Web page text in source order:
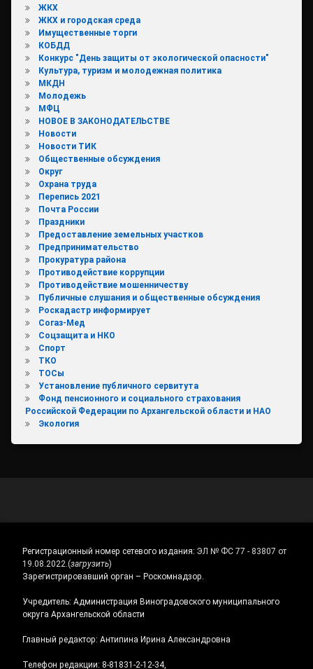
ЖКХ
ЖКХ и городская среда
Имущественные торги
КОБДД
Конкурс "День защиты от экологической опасности"
Культура, туризм и молодежная политика
МКДН
Молодежь
МФЦ
НОВОЕ В ЗАКОНОДАТЕЛЬСТВЕ
Новости
Новости ТИК
Общественные обсуждения
Округ
Охрана труда
Перепись 2021
Почта России
Праздники
Предоставление земельных участков
Предпринимательство
Прокуратура района
Противодействие коррупции
Противодействие мошенничеству
Публичные слушания и общественные обсуждения
Роскадастр информирует
Согаз-Мед
Соцзащита и НКО
Спорт
ТКО
ТОСы
Установление публичного сервитута
Фонд пенсионного и социального страхования
Российской Федерации по Архангельской области и НАО
Экология
Регистрационный номер сетевого издания: ЭЛ № ФС 77 - 83807 от
19.08.2022. (загрузить)
Зарегистрировавший орган – Роскомнадзор.
Учредитель: Администрация Виноградовского муниципального
округа Архангельской области
Главный редактор: Антипина Ирина Александровна
Телефон редакции: 8-81831-2-12-34,